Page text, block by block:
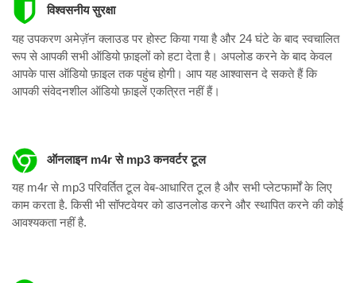
विश्वसनीय सुरक्षा
यह उपकरण अमेज़ॅन क्लाउड पर होस्ट किया गया है और 24 घंटे के बाद स्वचालित
रूप से आपकी सभी ऑडियो फ़ाइलों को हटा देता है। अपलोड करने के बाद केवल
आपके पास ऑडियो फ़ाइल तक पहुंच होगी। आप यह आश्वासन दे सकते हैं कि
आपकी संवेदनशील ऑडियो फ़ाइलें एकत्रित नहीं हैं।
ऑनलाइन m4r से mp3 कनवर्टर टूल
यह m4r से mp3 परिवर्तित टूल वेब-आधारित टूल है और सभी प्लेटफार्मों के लिए
काम करता है. किसी भी सॉफ्टवेयर को डाउनलोड करने और स्थापित करने की कोई
आवश्यकता नहीं है.